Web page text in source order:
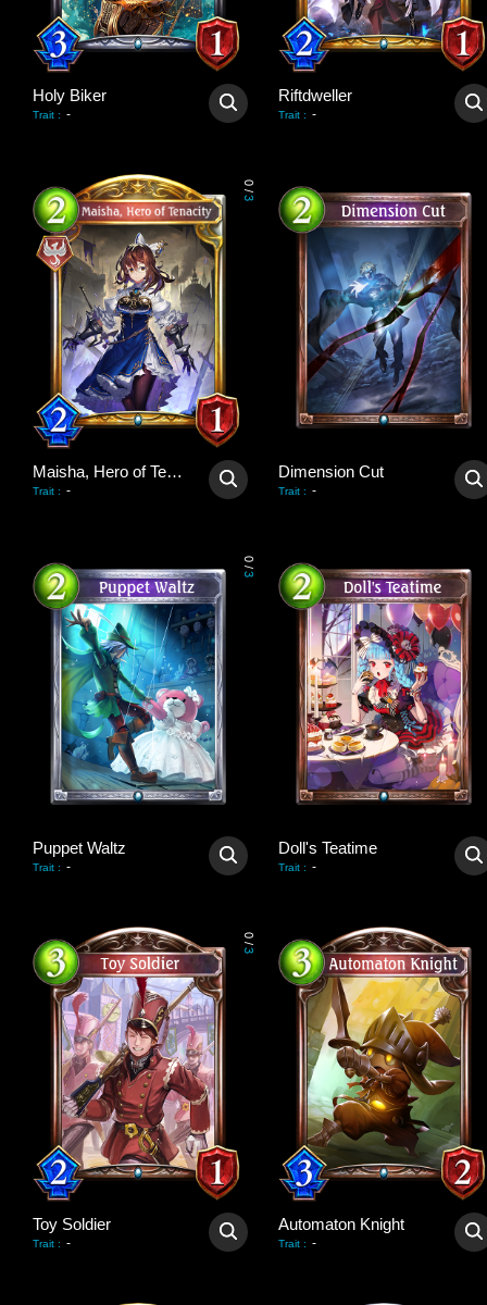
Holy Biker
Trait : -
Riftdweller
Trait : -
0
/
3
Maisha, Hero of Tenacity
Trait : -
Dimension Cut
Trait : -
0
/
3
Puppet Waltz
Trait : -
Doll's Teatime
Trait : -
0
/
3
Toy Soldier
Trait : -
Automaton Knight
Trait : -